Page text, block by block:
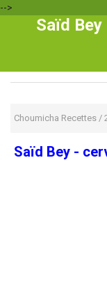
-->
Saïd
Choumicha Recettes /
Saïd Bey -